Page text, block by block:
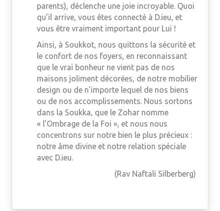
parents), déclenche une joie incroyable. Quoi
qu’il arrive, vous êtes connecté à D.ieu, et
vous être vraiment important pour Lui !
Ainsi, à Soukkot, nous quittons la sécurité et
le confort de nos foyers, en reconnaissant
que le vrai bonheur ne vient pas de nos
maisons joliment décorées, de notre mobilier
design ou de n’importe lequel de nos biens
ou de nos accomplissements. Nous sortons
dans la Soukka, que le Zohar nomme
« l’Ombrage de la Foi », et nous nous
concentrons sur notre bien le plus précieux :
notre âme divine et notre relation spéciale
avec D.ieu.
(Rav Naftali Silberberg)